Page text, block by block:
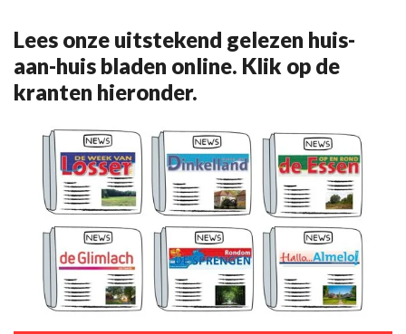
Lees onze uitstekend gelezen huis-
aan-huis bladen online. Klik op de
kranten hieronder.